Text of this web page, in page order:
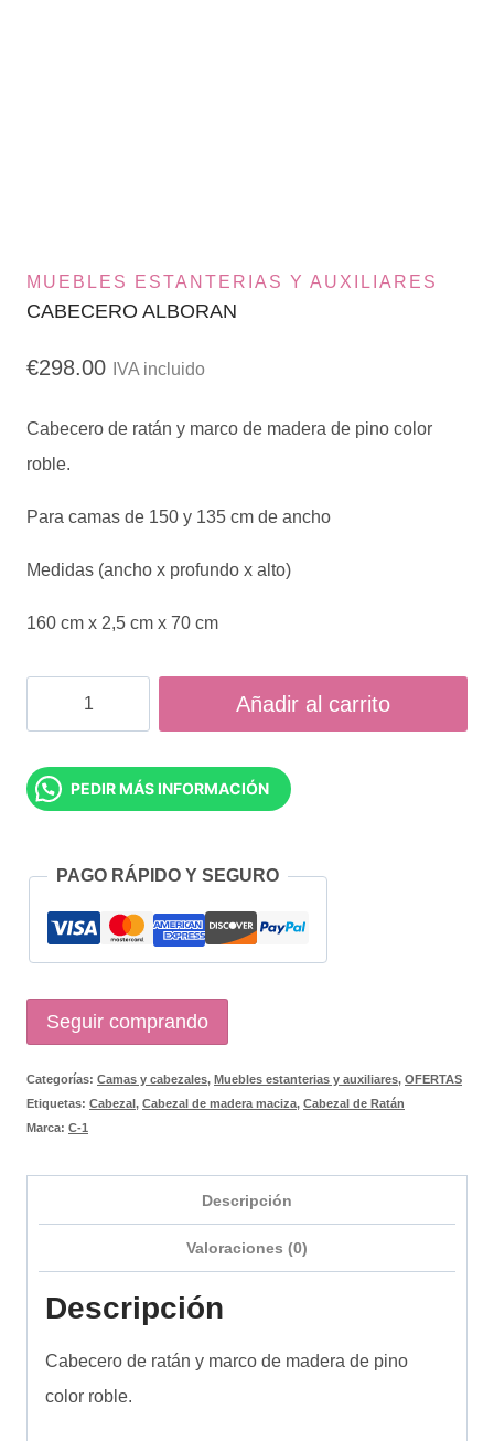
MUEBLES ESTANTERIAS Y AUXILIARES
CABECERO ALBORAN
€298.00 IVA incluido
Cabecero de ratán y marco de madera de pino color
roble.
Para camas de 150 y 135 cm de ancho
Medidas (ancho x profundo x alto)
160 cm x 2,5 cm x 70 cm
Cabecero
Alboran
cantidad
Añadir al carrito
PEDIR MÁS INFORMACIÓN
PAGO RÁPIDO Y SEGURO
Seguir comprando
Categorías: Camas y cabezales, Muebles estanterias y auxiliares, OFERTAS
Etiquetas: Cabezal , Cabezal de madera maciza, Cabezal de Ratán
Marca: C-1
Descripción
Valoraciones (0)
Descripción
Cabecero de ratán y marco de madera de pino
color roble.